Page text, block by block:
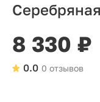
8 330 ₽
0 отзывов
0.0